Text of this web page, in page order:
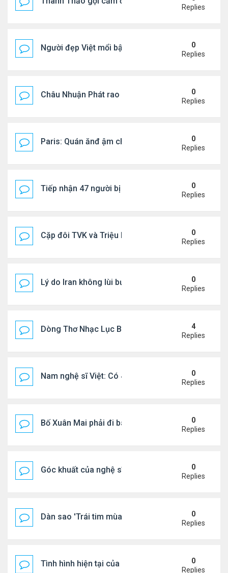
Replies
Người đẹp Việt mổi bật giữa dàn sao châu Á
0
Replies
Châu Nhuận Phát rao bán tài sản
0
Replies
Paris: Quán ănđ ậm chất Việt đông kín khách chờ
0
Replies
Tiếp nhận 47 người bị Mỹ trục xuất, Công an
0
Replies
Cặp đôi TVK và Triệu Mẫn được yêu thích nhất
0
Replies
Lý do Iran không lùi bước trước lời đe dọa của
0
Replies
Dòng Thơ Nhạc Lục Bát Trích Đoạn - Gõ Google:
4
Replies
Nam nghệ sĩ Việt: Có 4 nhà ở Pháp, sống gần
0
Replies
Bố Xuân Mai phải đi bán cơm ở Mỹ
0
Replies
Góc khuất của nghệ sĩ Hoài Tâm
0
Replies
Dàn sao 'Trái tim mùa thu' sau 26 năm
0
Replies
Tình hình hiện tại của Quang Lê
0
Replies